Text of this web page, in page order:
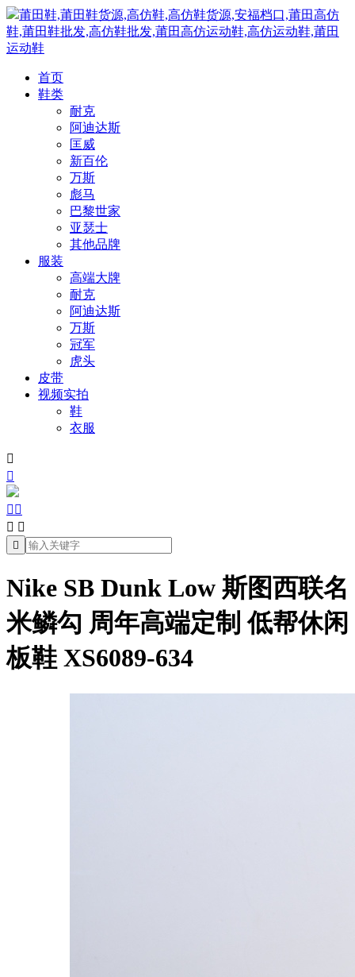
莆田鞋,莆田鞋货源,高仿鞋,高仿鞋货源,安福档口,莆田高仿
鞋,莆田鞋批发,高仿鞋批发,莆田高仿运动鞋,高仿运动鞋,莆田
运动鞋
首页
鞋类
耐克
阿迪达斯
匡威
新百伦
万斯
彪马
巴黎世家
亚瑟士
其他品牌
服装
高端大牌
耐克
阿迪达斯
万斯
冠军
虎头
皮带
视频实拍
鞋
衣服


 
 

Nike SB Dunk Low 斯图西联名
米鳞勾 周年高端定制 低帮休闲
板鞋 XS6089-634